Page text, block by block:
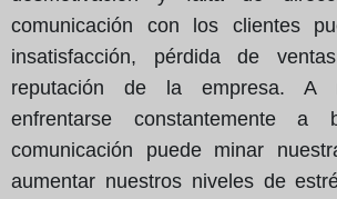
comunicación con los clientes
insatisfacción, pérdida de
reputación de la empresa. A
enfrentarse constantemente a
comunicación puede minar
aumentar nuestros niveles de